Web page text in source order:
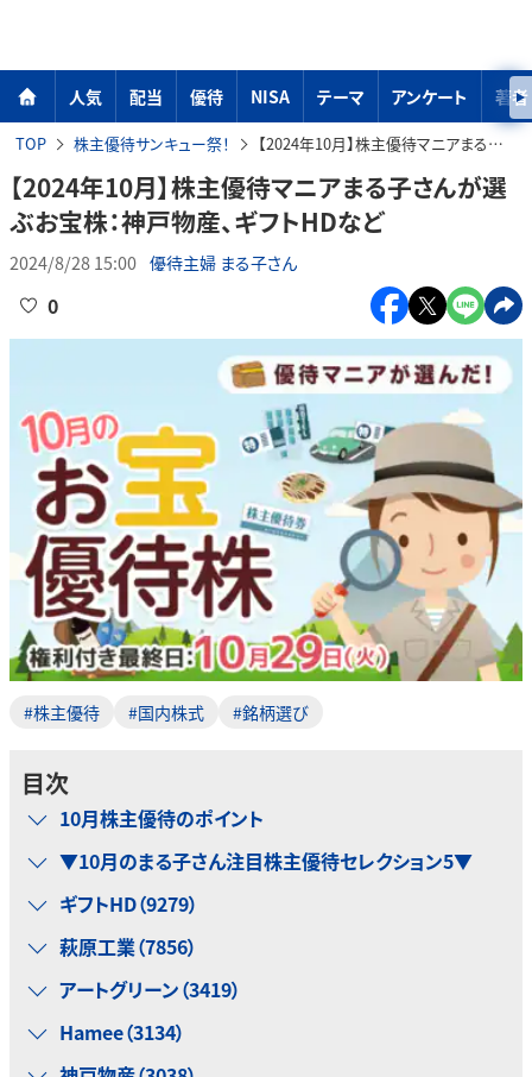
人気 配当 優待 NISA テーマ アンケート 著者
TOP 株主優待サンキュー祭！ 【2024年10月】株主優待マニアまる子さんが選ぶお宝株：神戸物産、ギフトHDなど
【2024年10月】株主優待マニアまる子さんが選
ぶお宝株：神戸物産、ギフトHDなど
2024/8/28 15:00 優待主婦 まる子さん
0
#株主優待 #国内株式 #銘柄選び
目次
10月株主優待のポイント
▼10月のまる子さん注目株主優待セレクション5▼
ギフトHD（9279）
萩原工業（7856）
アートグリーン（3419）
Hamee（3134）